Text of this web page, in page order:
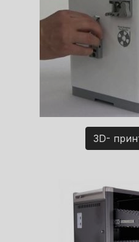
3D-